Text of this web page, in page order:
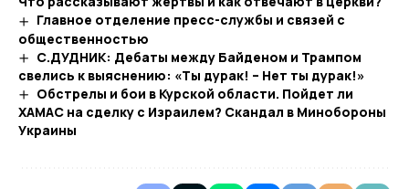
Главное отделение пресс-службы и связей с
общественностью
С.ДУДНИК: Дебаты между Байденом и Трампом
свелись к выяснению: «Ты дурак! – Нет ты дурак!»
Обстрелы и бои в Курской области. Пойдет ли
ХАМАС на сделку с Израилем? Скандал в Минобороны
Украины